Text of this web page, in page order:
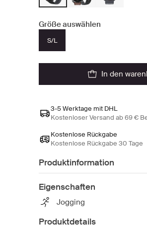
Größe auswählen
S/L
in den
3-5 Werktage mit DHL
Kostenloser Versand ab 69 €
Kostenlose Rückgabe
Kostenlose Rückgabe 30 Tage
Produktinformation
Eigenschaften
Jogging
Produktdetails